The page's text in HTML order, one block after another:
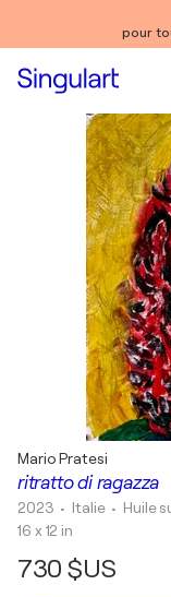
pour
ritratto di ragazza
Mario Pratesi
2023 • Italie • Huile
16 x 12 in
730 $US